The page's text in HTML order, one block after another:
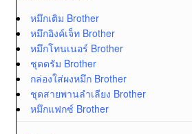
หมึกเติม Brother
หมึกอิงค์เจ็ท Brother
หมึกโทนเนอร์ Brother
ชุดดรัม Brother
กล่องใส่ผงหมึก Brother
ชุดสายพานลำเลียง Brother
หมึกแฟกซ์ Brother